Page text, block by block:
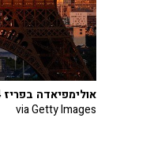
אולימפיאדה בפריז 2024
via Getty Images